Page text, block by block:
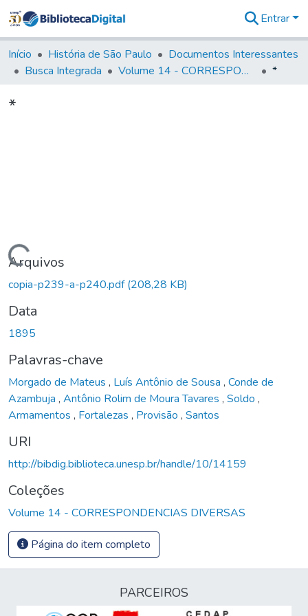
&
Coleções
Tudo na
Entrar
Início História de São Paulo
Documentos Interessantes
Busca Integrada
Volume 14 - CORRESPONDENCIAS DIVERSAS *
*
Carregando...
Arquivos
copia-p239-a-p240.pdf(208,28 KB)
Data
1895
Palavras-chave
Morgado de Mateus , Luís Antônio de Sousa , Conde de
Azambuja , Antônio Rolim de Moura Tavares , Soldo ,
Armamentos , Fortalezas , Provisão , Santos
URI
http://bibdig.biblioteca.unesp.br/handle/10/14159
Coleções
Volume 14 - CORRESPONDENCIAS DIVERSAS
Página do item completo
PARCEIROS